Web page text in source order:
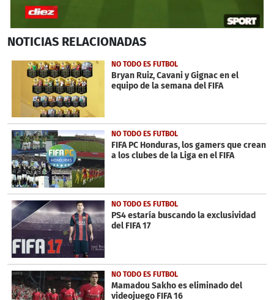
seconds
14
seconds
NOTICIAS RELACIONADAS
NO TODO ES FUTBOL
Bryan Ruiz, Cavani y Gignac en el
equipo de la semana del FIFA
NO TODO ES FUTBOL
FIFA PC Honduras, los gamers que crean
a los clubes de la Liga en el FIFA
NO TODO ES FUTBOL
PS4 estaría buscando la exclusividad
del FIFA 17
NO TODO ES FUTBOL
Mamadou Sakho es eliminado del
videojuego FIFA 16